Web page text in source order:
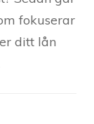
fokuserar
ditt lån